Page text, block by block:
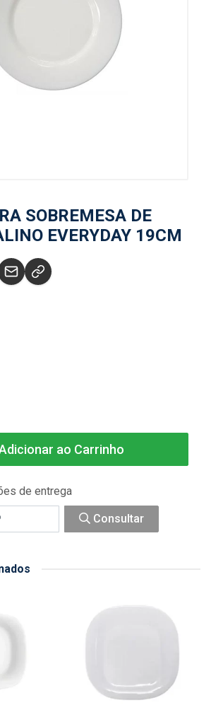
SOBREMESA DE
EVERYDAY 19CM
ao Carrinho
de entrega
Consultar